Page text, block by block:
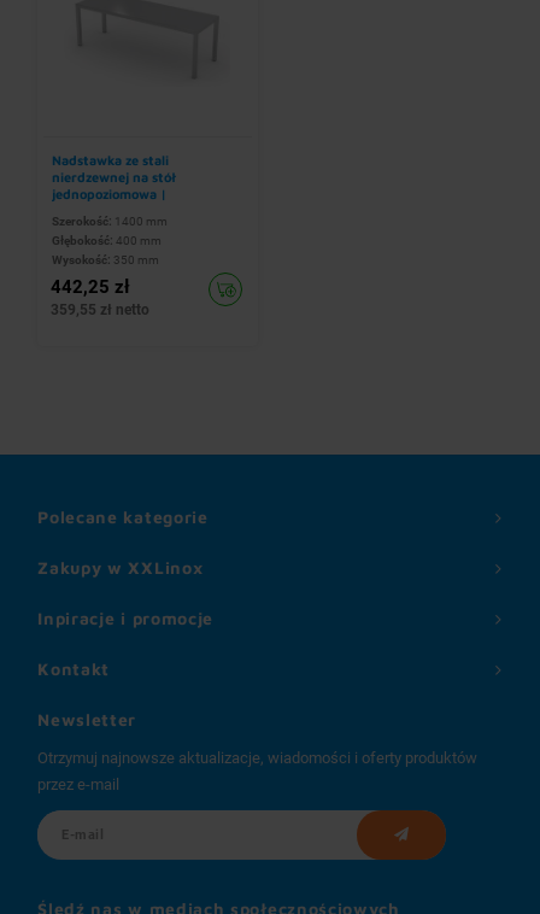
Nadstawka ze stali
nierdzewnej na stół
jednopoziomowa |
Szerokość: 1400 mm
Głębokość: 400 mm
Wysokość: 350 mm
442,25 zł
359,55 zł netto
Zakupy w XXLinox
Inpiracje i promocje
Polecane kategorie
Kontakt
Newsletter
Otrzymuj najnowsze aktualizacje, wiadomości i oferty produktów
przez e-mail
Śledź nas w mediach społecznościowych